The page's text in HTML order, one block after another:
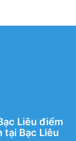
Liêu điểm
tại Bạc Liêu